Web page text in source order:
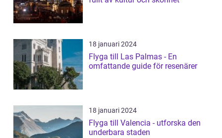
18 januari 2024
Flyga till Las Palmas - En
omfattande guide för resenärer
18 januari 2024
Flyga till Valencia - utforska den
underbara staden